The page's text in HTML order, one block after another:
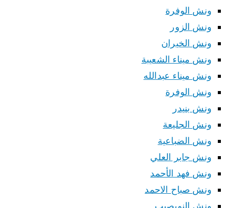
ونش الوفرة
ونش الزور
ونش الخيران
ونش ميناء الشعيبة
ونش ميناء عبدالله
ونش الوفرة
ونش بنيدر
ونش الجليعة
ونش الضباعية
ونش جابر العلي
ونش فهد الأحمد
ونش صباح الاحمد
ونش النويصيب